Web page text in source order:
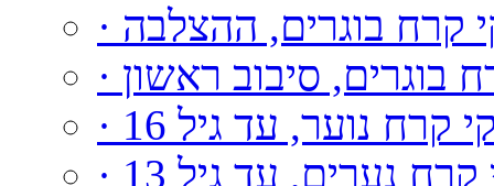
קרח בוגרים, ההצלבה
בוגרים, סיבוב ראשון
קרח נוער, עד גיל 16
קרח נערים, עד גיל 13